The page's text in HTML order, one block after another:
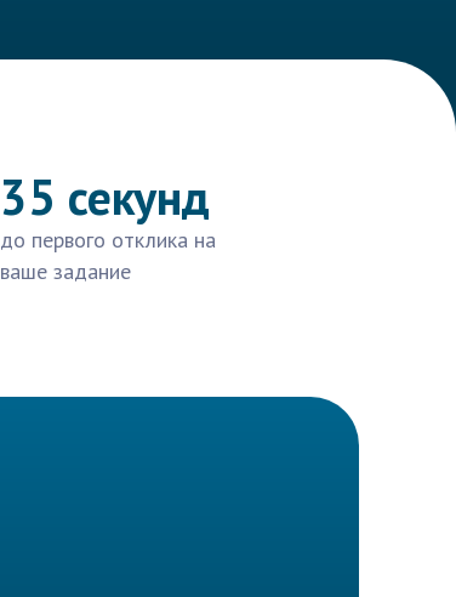
35 секунд
до первого отклика на
ваше задание